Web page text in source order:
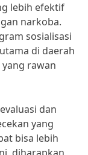
lebih efektif
narkoba.
sosialisasi
di daerah
rawan
dan
yang
bisa lebih